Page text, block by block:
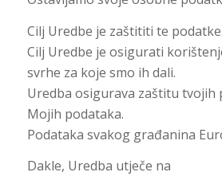
Cilj Uredbe je zaštititi te podatke.
Cilj Uredbe je osigurati
svrhe za koje smo ih dali.
Uredba osigurava zaštitu tvojih
Mojih podataka.
Podataka svakog građanina
Dakle, Uredba utječe na